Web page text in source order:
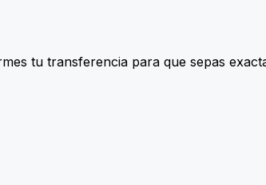
tu transferencia para que sepas